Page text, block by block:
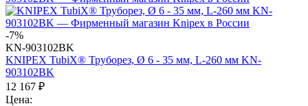
-7%
KN-903102BK
KNIPEX TubiX® Труборез, Ø 6 - 35 мм, L-260 мм KN-
903102BK
12 167 ₽
Цена: